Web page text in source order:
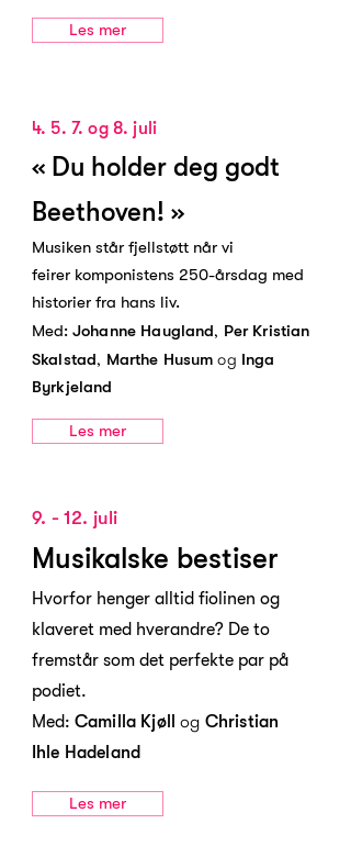
Les mer
4. 5. 7. og 8. juli
« Du holder deg godt
Beethoven! »
Musiken står fjellstøtt når vi
feirer komponistens 250-årsdag med
historier fra hans liv.
Med: Johanne Haugland, Per Kristian
Skalstad, Marthe Husum og Inga
Byrkjeland
Les mer
9. - 12. juli
Musikalske bestiser
Hvorfor henger alltid fiolinen og
klaveret med hverandre? De to
fremstår som det perfekte par på
podiet.
Med: Camilla Kjøll og Christian
Ihle Hadeland
Les mer